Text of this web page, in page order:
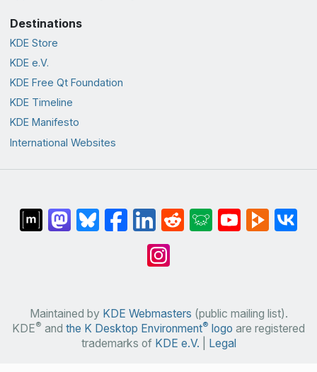
Destinations
KDE Store
KDE e.V.
KDE Free Qt Foundation
KDE Timeline
KDE Manifesto
International Websites
Maintained by KDE Webmasters (public mailing list).
KDE® and the K Desktop Environment® logo are registered
trademarks of KDE e.V. Legal